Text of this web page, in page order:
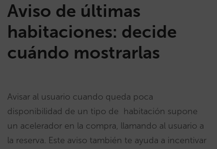
Aviso de últimas
habitaciones: decide
cuándo mostrarlas
Avisar al usuario cuando queda poca
disponibilidad de un tipo de habitación supone
un acelerador en la compra, llamando al usuario a
la reserva. Este aviso también te ayuda a incentivar